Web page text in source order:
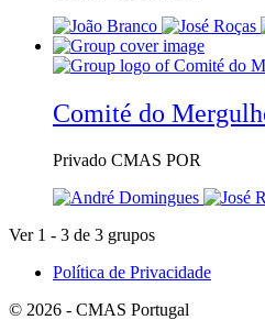
Comité do
Privado CMAS POR
Ver 1 - 3 de 3 grupos
Política de Privacidade
© 2026 - CMAS Portugal